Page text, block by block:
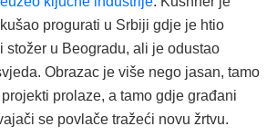
progurati u Srbiji gdje je htio
stožer u Beogradu, ali je odustao
Obrazac je više nego jasan, tamo
prolaze, a tamo gdje građani
se povlače tražeći novu žrtvu.